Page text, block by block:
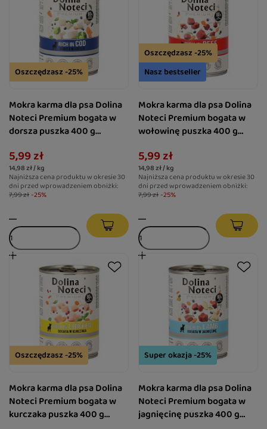
Oszczędzasz -25%
Mokra karma dla psa Dolina
Noteci Premium bogata w
dorsza puszka 400 g
5,99 zł
14,98 zł / kg
Najniższa cena produktu w okresie 30
dni przed wprowadzeniem obniżki:
7,99 zł -25%
Oszczędzasz -25%
Nasz bestseller
Mokra karma dla psa Dolina
Noteci Premium bogata w
wołowinę puszka 400 g
5,99 zł
14,98 zł / kg
Najniższa cena produktu w okresie 30
dni przed wprowadzeniem obniżki:
7,99 zł -25%
Oszczędzasz -25%
Mokra karma dla psa Dolina
Noteci Premium bogata w
kurczaka puszka 400 g
Super okazja -25%
Mokra karma dla psa Dolina
Noteci Premium bogata w
jagnięcinę puszka 400 g